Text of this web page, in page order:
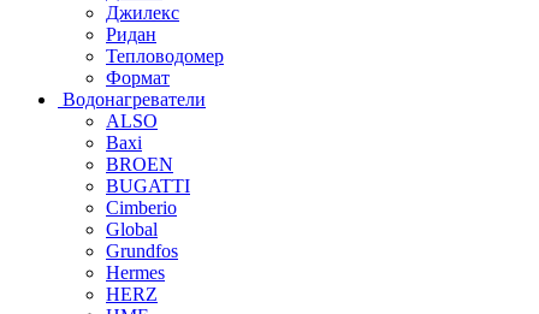
Джилекс
Ридан
Тепловодомер
Формат
Водонагреватели
ALSO
Baxi
BROEN
BUGATTI
Cimberio
Global
Grundfos
Hermes
HERZ